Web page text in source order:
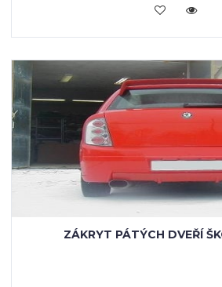
KOUPIT
ZÁKRYT PÁTÝCH DVEŘÍ